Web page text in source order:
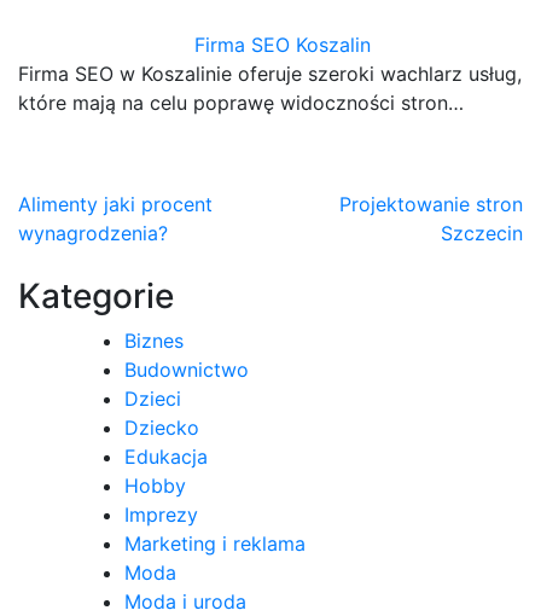
Firma SEO Koszalin
Firma SEO w Koszalinie oferuje szeroki wachlarz usług,
które mają na celu poprawę widoczności stron…
Nawigacja
wpisu
Alimenty jaki procent
wynagrodzenia?
Projektowanie stron
Szczecin
Kategorie
Biznes
Budownictwo
Dzieci
Dziecko
Edukacja
Hobby
Imprezy
Marketing i reklama
Moda
Moda i uroda